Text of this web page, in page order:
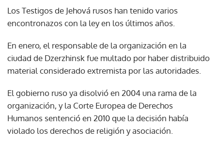
Los Testigos de Jehová rusos han tenido varios
encontronazos con la ley en los últimos años.
En enero, el responsable de la organización en la
ciudad de Dzerzhinsk fue multado por haber distribuido
material considerado extremista por las autoridades.
El gobierno ruso ya disolvió en 2004 una rama de la
organización, y la Corte Europea de Derechos
Humanos sentenció en 2010 que la decisión había
violado los derechos de religión y asociación.